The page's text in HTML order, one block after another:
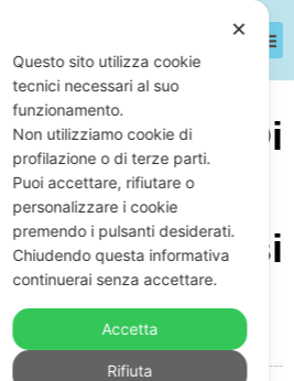
Trasduttori Di
Debiti:
Per Difendersi
✕
Questo sito utilizza cookie
tecnici necessari al suo
funzionamento.
Non utilizziamo cookie di
profilazione o di terze parti.
Puoi accettare, rifiutare o
personalizzare i cookie
premendo i pulsanti desiderati.
Chiudendo questa informativa
continuerai senza accettare.
Accetta
Rifiuta